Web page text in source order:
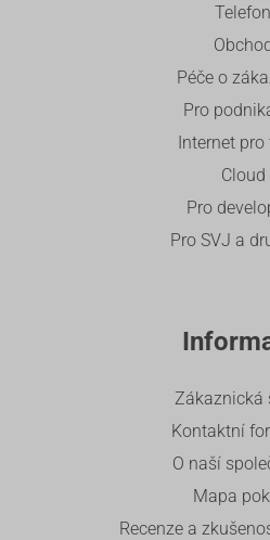
Telefon
Péče o
Pro
Internet
Cloud
Pro
Pro SVJ a
Zákaznická
Kontaktní
O naší
Mapa
Recenze a